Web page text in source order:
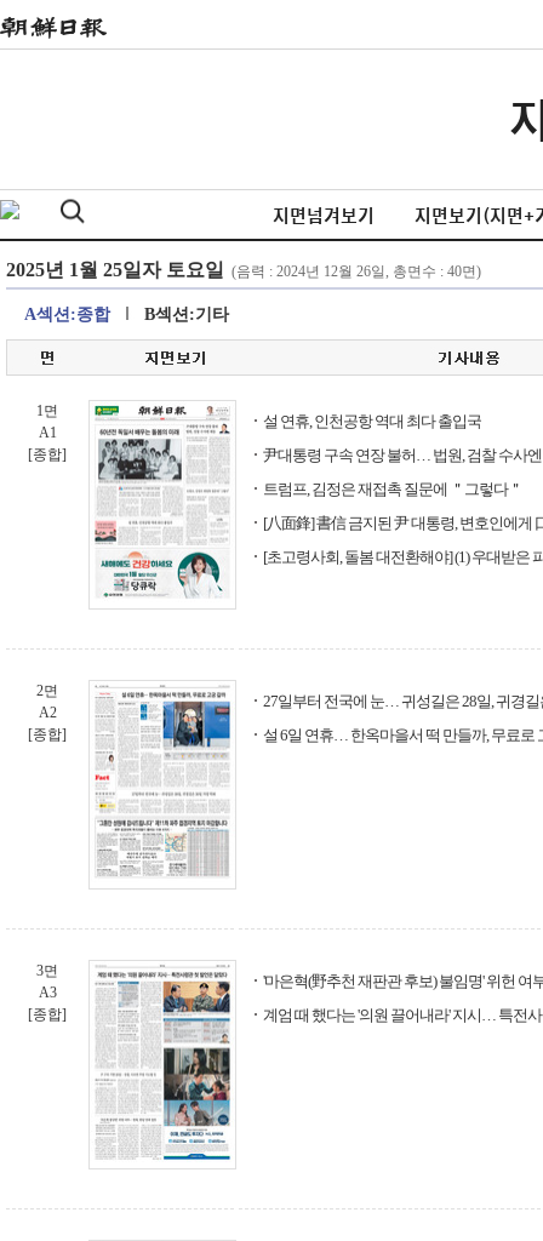
지면넘겨보기 지면보기(지면+
A섹션:종합 B섹션:기타
1면
A1
[종합]
설 연휴, 인천공항 역대 최다 출입국
尹대통령 구속 연장 불허… 법원, 검찰 수사
트럼프, 김정은 재접촉 질문에 ＂그렇다＂
[八面鋒] 書信 금지된 尹 대통령, 변호인에게
[초고령사회, 돌봄 대전환해야] (1) 우대받은
2면
A2
[종합]
27일부터 전국에 눈… 귀성길은 28일, 귀경길
설 6일 연휴… 한옥마을서 떡 만들까, 무료로
3면
A3
[종합]
'마은혁(野추천 재판관 후보) 불임명' 위헌 여
계엄 때 했다는 '의원 끌어내라' 지시… 특전